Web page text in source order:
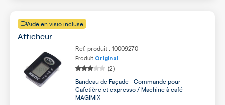
Aide en visio incluse
Afficheur
Ref. produit : 10009270
Produit Original
(2)
Bandeau de Façade - Commande pour
Cafetière et expresso / Machine à café
MAGIMIX